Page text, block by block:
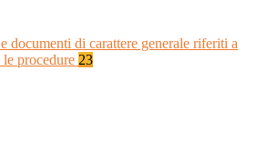
documenti di carattere generale riferiti a
le procedure 23